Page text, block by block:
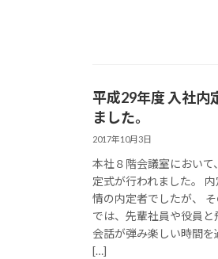
平成29年度 入社内
ました。
2017年10月3日
本社８階会議室におい
定式が行われました。
情の内定者でしたが、
では、先輩社員や役員と
会話が弾み楽しい時間
[…]